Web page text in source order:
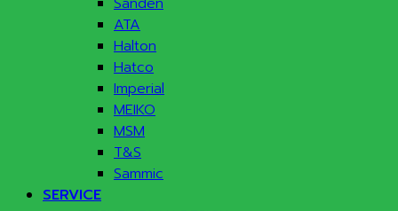
ATA
Halton
Hatco
Imperial
MEIKO
MSM
T&S
Sammic
SERVICE